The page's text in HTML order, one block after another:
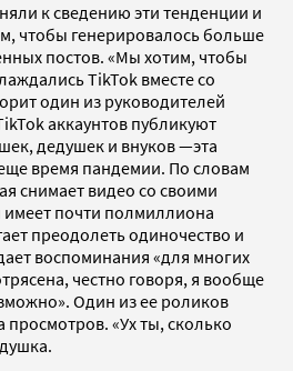
к сведению эти тенденции и
чтобы генерировалось больше
постов. «Мы хотим, чтобы
TikTok вместе со
один из руководителей
аккаунтов публикуют
дедушек и внуков —эта
время пандемии. По словам
снимает видео со своими
почти полмиллиона
преодолеть одиночество и
воспоминания «для многих
честно говоря, я вообще
Один из ее роликов
«Ух ты, сколько